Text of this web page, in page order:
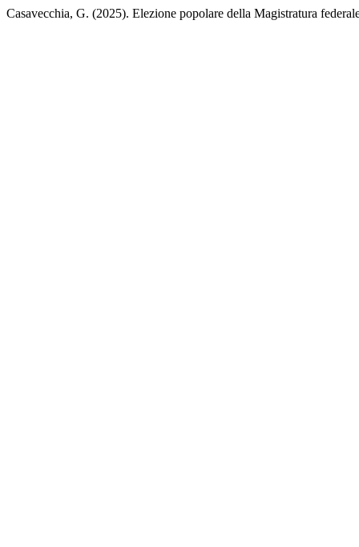
Casavecchia, G. (2025). Elezione popolare della Magistratura